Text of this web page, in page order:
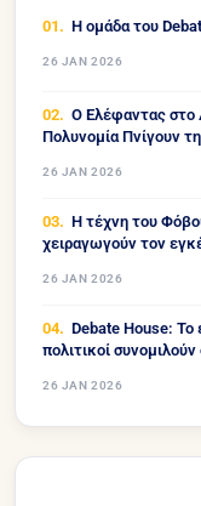
Η ομάδα του
26 JAN 2026
Ο Ελέφαντας στο
Πολυνομία Πνίγουν
26 JAN 2026
Η τέχνη του
χειραγωγούν τον
26 JAN 2026
Debate House: Το
πολιτικοί
26 JAN 2026